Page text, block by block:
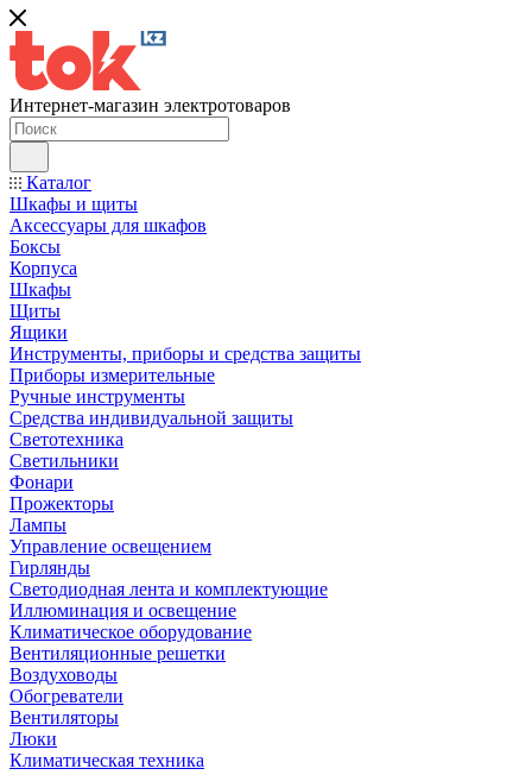
Интернет-магазин электротоваров
Каталог
Шкафы и щиты
Аксессуары для шкафов
Боксы
Корпуса
Шкафы
Щиты
Ящики
Инструменты, приборы и средства защиты
Приборы измерительные
Ручные инструменты
Средства индивидуальной защиты
Светотехника
Светильники
Фонари
Прожекторы
Лампы
Управление освещением
Гирлянды
Светодиодная лента и комплектующие
Иллюминация и освещение
Климатическое оборудование
Вентиляционные решетки
Воздуховоды
Обогреватели
Вентиляторы
Люки
Климатическая техника